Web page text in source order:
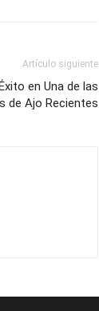
Artículo siguiente
en Una de las
de Ajo Recientes